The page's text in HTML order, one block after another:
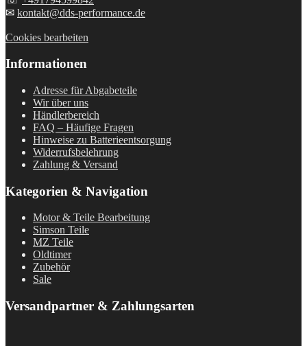
✉ kontakt@dds-performance.de
Cookies bearbeiten
Informationen
Adresse für Abgabeteile
Wir über uns
Händlerbereich
FAQ – Häufige Fragen
Hinweise zu Batterieentsorgung
Widerrufsbelehrung
Zahlung & Versand
Kategorien & Navigation
Motor & Teile Bearbeitung
Simson Teile
MZ Teile
Oldtimer
Zubehör
Sale
Versandpartner & Zahlungsarten